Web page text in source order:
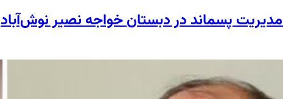
مدیریت پسماند در دبستان خواجه نصیر نوش‌آباد